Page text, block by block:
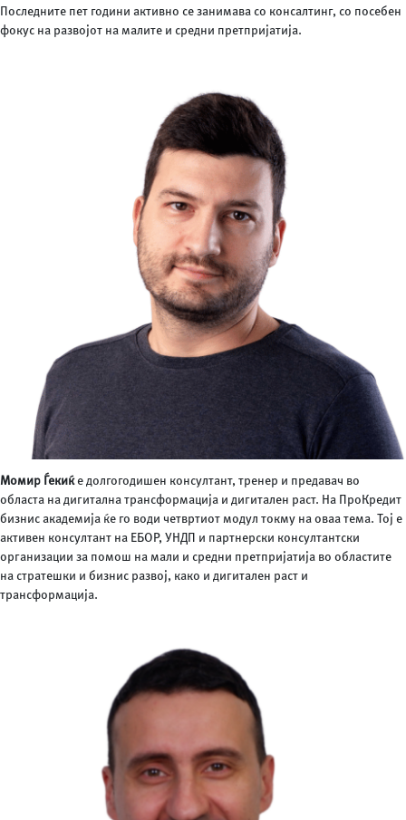
Последните пет години активно се занимава со консалтинг, со посебен
фокус на развојот на малите и средни претпријатија.
Момир Ѓекиќе долгогодишен консултант, тренер и предавач во
областа на дигитална трансформација и дигитален раст. На ПроКредит
бизнис академија ќе го води четвртиот модул токму на оваа тема. Тој е
активен консултант на ЕБОР, УНДП и партнерски консултантски
организации за помош на мали и средни претпријатија во областите
на стратешки и бизнис развој, како и дигитален раст и
трансформација.